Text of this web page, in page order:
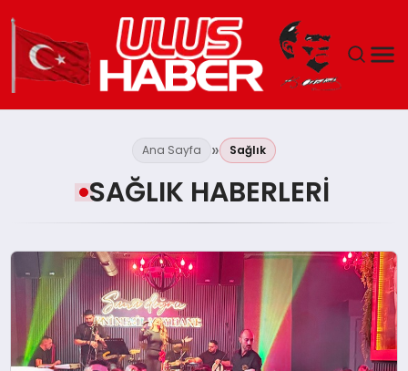
SIYASET
TEKNOLOJI
Ana Sayfa Sağlık
SAĞLIK HABERLERI